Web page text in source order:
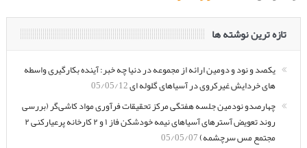
تازه ترین نوشته ها
یکصد و نود و دومین ارائه از مجموعه در دنیا چه خبر: آینده بکارگیری واسطه
های خردایش غیرکروی در آسیاهای گلوله ای05/05/12
چهارصدو نودمین جلسه هفتگی مرکز تحقیقات فرآوری مواد کاشی‌گر (بررسی
روند تعویض آسترهای آسیاهای نیمه خودشکن فاز ۱ و ۲ کارخانه پرعیارکنی ۲
مجتمع مس سرچشمه)05/05/07